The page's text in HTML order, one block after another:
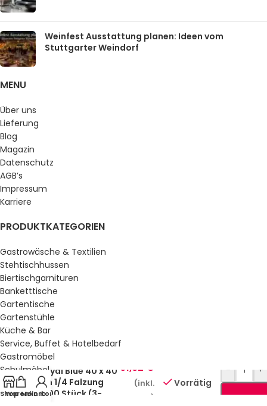
Weinfest Ausstattung planen: Ideen vom
Stuttgarter Weindorf
MENU
Über uns
Lieferung
Blog
Magazin
Datenschutz
AGB’s
Impressum
Karriere
PRODUKTKATEGORIEN
Gastrowäsche & Textilien
Stehtischhussen
Biertischgarnituren
Banketttische
Gartentische
Gartenstühle
Küche & Bar
Service, Buffet & Hotelbedarf
Gastromöbel
Schulmöbel
Sale %
Shop
Warenkorb
Mein Konto
Zelltuchservietten
Royal Blue 40 x 40
cm 1/4 Falzung
1000 Stück (3-
61,82 €
(inkl.
MwSt.)
Vorrätig
- +